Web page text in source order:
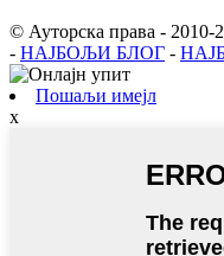
© Ауторска права - 2010-
- НАЈБОЉИ БЛОГ -
Пошаљи имејл
x